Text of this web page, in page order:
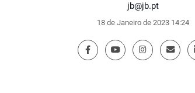
jb@jb.pt
18 de Janeiro de 2023 14:24